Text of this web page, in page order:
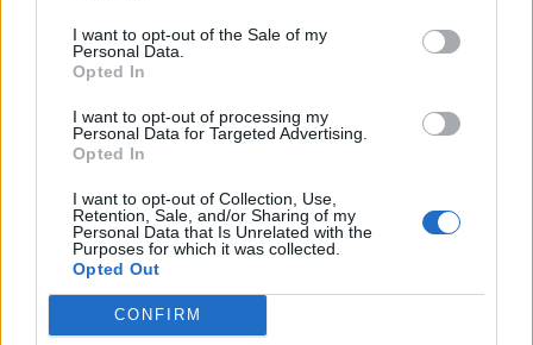
I want to opt-out of the Sale of my
Personal Data.
Opted In
I want to opt-out of processing my
Personal Data for Targeted Advertising.
Opted In
I want to opt-out of Collection, Use,
Retention, Sale, and/or Sharing of my
Personal Data that Is Unrelated with the
Purposes for which it was collected.
Opted Out
CONFIRM
Másfélszeresére bővítik
Flórián téri felüljárón